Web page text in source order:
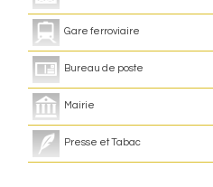
Gare ferroviaire
Bureau de poste
Mairie
Presse et Tabac